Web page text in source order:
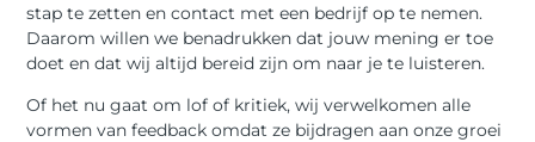
stap te zetten en contact met een bedrijf op te nemen.
Daarom willen we benadrukken dat jouw mening er toe
doet en dat wij altijd bereid zijn om naar je te luisteren.
Of het nu gaat om lof of kritiek, wij verwelkomen alle
vormen van feedback omdat ze bijdragen aan onze groei